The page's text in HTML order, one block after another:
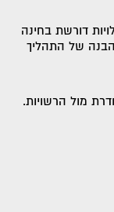
דורשת בחינה
של התהליך
מול הרשויות.